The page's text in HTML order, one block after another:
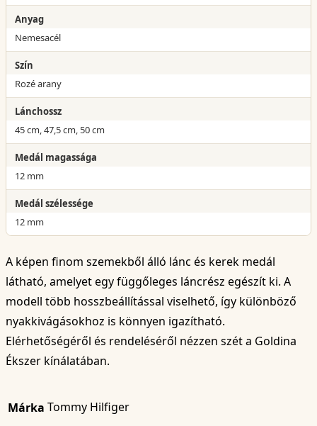
Anyag
Nemesacél
Szín
Rozé arany
Lánchossz
45 cm, 47,5 cm, 50 cm
Medál magassága
12 mm
Medál szélessége
12 mm
A képen finom szemekből álló lánc és kerek medál
látható, amelyet egy függőleges láncrész egészít ki. A
modell több hosszbeállítással viselhető, így különböző
nyakkivágásokhoz is könnyen igazítható.
Elérhetőségéről és rendeléséről nézzen szét a Goldina
Ékszer kínálatában.
Márka Tommy Hilfiger